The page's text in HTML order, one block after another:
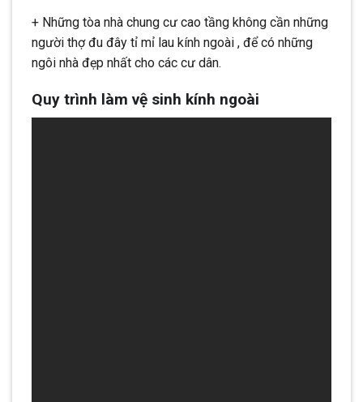
+ Những tòa nhà chung cư cao tầng không cần những
người thợ đu đây tỉ mỉ lau kính ngoài , để có những
ngôi nhà đẹp nhất cho các cư dân.
Quy trình làm vệ sinh kính ngoài